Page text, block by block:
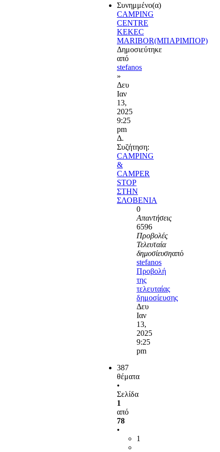
Συνημμένο(α)
CAMPING
CENTRE
KEKEC
MARIBOR(ΜΠΑΡΙΜΠΟΡ)
Δημοσιεύτηκε
από
stefanos
»
Δευ
Ιαν
13,
2025
9:25
pm
Δ.
Συζήτηση:
CAMPING
&
CAMPER
STOP
ΣΤΗΝ
ΣΛΟΒΕΝΙΑ
0
Απαντήσεις
6596
Προβολές
Τελευταία
δημοσίευσηαπό
stefanos
Προβολή
της
τελευταίας
δημοσίευσης
Δευ
Ιαν
13,
2025
9:25
pm
387
θέματα
•
Σελίδα
1
από
78
•
1